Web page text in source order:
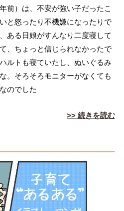
前）は、不安が強い子だったこ
と怒ったり不機嫌になったりで
ある日娘がすんなり二度寝して
、ちょっと信じられなかったで
ルトも寝ていたし、ぬいぐるみ
。そろそろモニターがなくても
のでした
>> 続きを読む